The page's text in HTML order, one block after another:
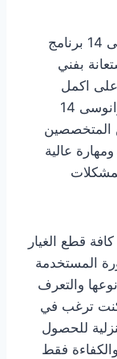
أما في حالة تعرض غسالة ايديال زانوسى 14 برنامج
بفني
اكمل
وامثل وجه فتقوم صيانة غسالة ايديال زانوسى 14
المتخصصين
عالية
قطع الغيار
المستخدمة
والتعرف
كنت ترغب في
للحصول
فقط